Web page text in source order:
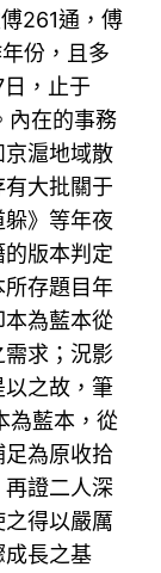
261通，傅
份，且多
，止于
內在的事務
滬地域散
大批關于
躲》等年夜
版本判定
存題目年
為藍本從
求；況影
之故，筆
為藍本，從
為原收拾
證二人深
得以嚴厲
成長之基